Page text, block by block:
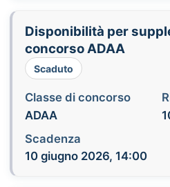
Disponibilità per
concorso ADAA
Scaduto
Classe di concorso
ADAA
Scadenza
10 giugno 2026, 14:00